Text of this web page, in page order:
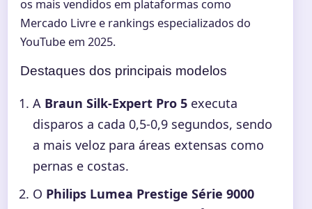
os mais vendidos em plataformas como
Mercado Livre e rankings especializados do
YouTube em 2025.
Destaques dos principais modelos
A Braun Silk-Expert Pro 5 executa
disparos a cada 0,5-0,9 segundos, sendo
a mais veloz para áreas extensas como
pernas e costas.
O Philips Lumea Prestige Série 9000